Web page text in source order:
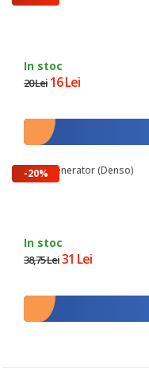
In stoc
20 Lei 16 Lei
-20%
Bujie Generator (Denso)
In stoc
38,75 Lei31 Lei